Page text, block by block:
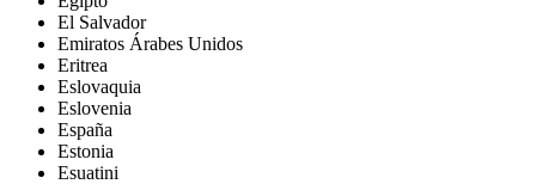
El Salvador
Emiratos Árabes Unidos
Eritrea
Eslovaquia
Eslovenia
España
Estonia
Esuatini